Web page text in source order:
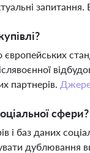
запитання.
партнерів.
сфери?
і баз даних
дублювання